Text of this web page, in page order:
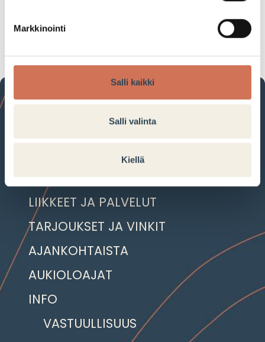
Markkinointi
Salli kaikki
Salli valinta
Kiellä
16.09.2024–22.09.2024
LIIKKEET JA PALVELUT
TARJOUKSET JA VINKIT
AJANKOHTAISTA
AUKIOLOAJAT
INFO
VASTUULLISUUS